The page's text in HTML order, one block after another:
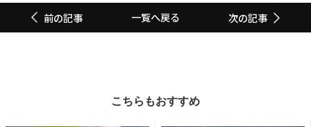
前の記事 一覧へ戻る 次の記事
こちらもおすすめ